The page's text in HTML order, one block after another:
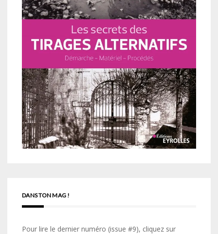
DANS TON MAG !
Pour lire le dernier numéro (issue #9), cliquez sur